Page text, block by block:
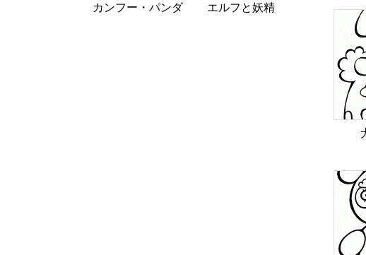
カンフー・パンダ エルフと妖精